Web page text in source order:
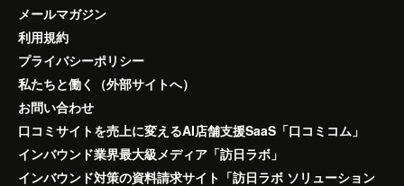
メールマガジン
利用規約
プライバシーポリシー
私たちと働く（外部サイトへ）
お問い合わせ
口コミサイトを売上に変えるAI店舗支援SaaS「口コミコム」
インバウンド業界最大級メディア「訪日ラボ」
インバウンド対策の資料請求サイト「訪日ラボ ソリューション